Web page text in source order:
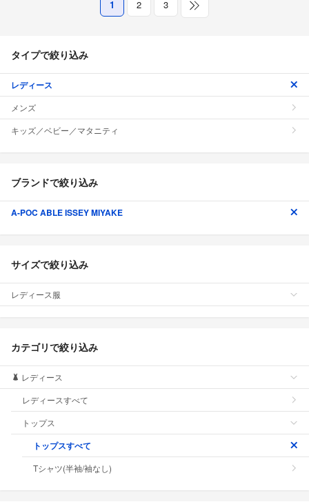
1 2 3
タイプで絞り込み
レディース
メンズ
キッズ／ベビー／マタニティ
ブランドで絞り込み
A-POC ABLE ISSEY MIYAKE
サイズで絞り込み
レディース服
カテゴリで絞り込み
レディース
レディースすべて
トップス
トップスすべて
Tシャツ(半袖/袖なし)